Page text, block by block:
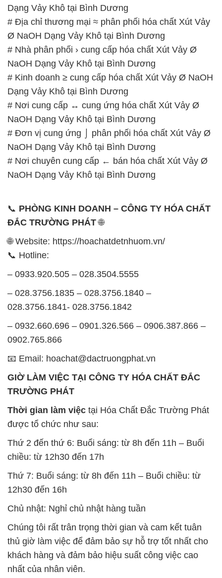
Dạng Vảy Khô tại Bình Dương
# Địa chỉ thương mại ≈ phân phối hóa chất Xút Vảy
Ø NaOH Dạng Vảy Khô tại Bình Dương
# Nhà phân phối › cung cấp hóa chất Xút Vảy Ø
NaOH Dạng Vảy Khô tại Bình Dương
# Kinh doanh ≥ cung cấp hóa chất Xút Vảy Ø NaOH
Dạng Vảy Khô tại Bình Dương
# Nơi cung cấp ↔ cung ứng hóa chất Xút Vảy Ø
NaOH Dạng Vảy Khô tại Bình Dương
# Đơn vị cung ứng ⌡ phân phối hóa chất Xút Vảy Ø
NaOH Dạng Vảy Khô tại Bình Dương
# Nơi chuyên cung cấp ← bán hóa chất Xút Vảy Ø
NaOH Dạng Vảy Khô tại Bình Dương
📞 PHÒNG KINH DOANH – CÔNG TY HÓA CHẤT
ĐẮC TRƯỜNG PHÁT🌐
🌐 Website: https://hoachatdetnhuom.vn/
📞 Hotline:
– 0933.920.505 – 028.3504.5555
– 028.3756.1835 – 028.3756.1840 –
028.3756.1841- 028.3756.1842
– 0932.660.696 – 0901.326.566 – 0906.387.866 –
0902.765.866
📧 Email: hoachat@dactruongphat.vn
GIỜ LÀM VIỆC TẠI CÔNG TY HÓA CHẤT ĐẮC
TRƯỜNG PHÁT
Thời gian làm việc tại Hóa Chất Đắc Trường Phát
được tổ chức như sau:
Thứ 2 đến thứ 6: Buổi sáng: từ 8h đến 11h – Buổi
chiều: từ 12h30 đến 17h
Thứ 7: Buổi sáng: từ 8h đến 11h – Buổi chiều: từ
12h30 đến 16h
Chủ nhật: Nghỉ chủ nhật hàng tuần
Chúng tôi rất trân trọng thời gian và cam kết tuân
thủ giờ làm việc để đảm bảo sự hỗ trợ tốt nhất cho
khách hàng và đảm bảo hiệu suất công việc cao
nhất của nhân viên.